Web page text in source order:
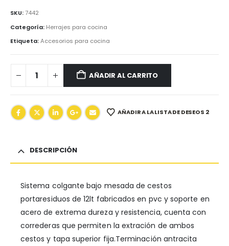
SKU:7442
Categoría: Herrajes para cocina
Etiqueta:Accesorios para cocina
AÑADIR AL CARRITO
AÑADIR A LA LISTA DE DESEOS 2
DESCRIPCIÓN
Sistema colgante bajo mesada de cestos
portaresiduos de 12lt fabricados en pvc y soporte en
acero de extrema dureza y resistencia, cuenta con
correderas que permiten la extración de ambos
cestos y tapa superior fija.Terminación antracita